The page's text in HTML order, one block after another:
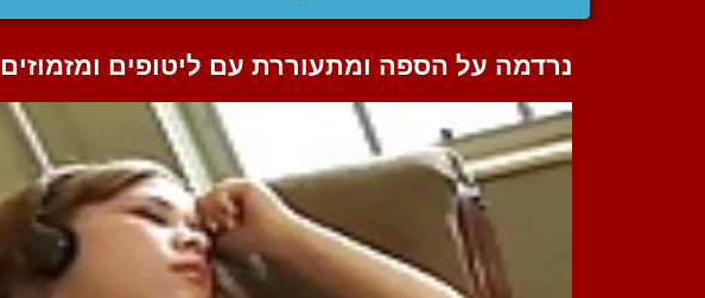
נרדמה על הספה ומתעוררת עם ליטופים ומזמוזים